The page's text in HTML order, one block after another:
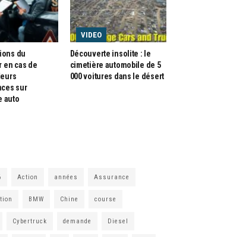
du
en cas de
sur
auto
VIDEO
Découverte insolite : le
cimetière automobile de 5
000 voitures dans le désert
Action années Assurance
BMW Chine course
Cybertruck demande Diesel